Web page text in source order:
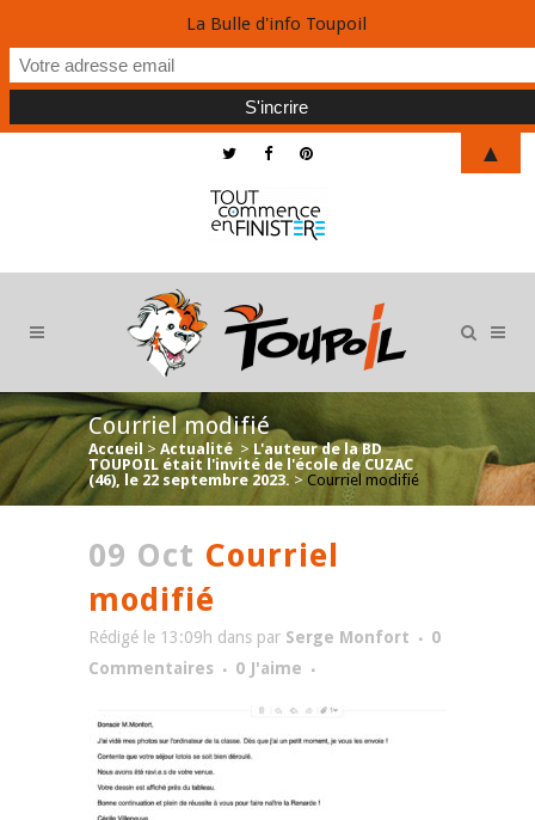
Courriel modifié
Accueil > Actualité > L'auteur de la BD
TOUPOIL était l'invité de l'école de CUZAC
(46), le 22 septembre 2023.> Courriel modifié
09 Oct Courriel
modifié
Rédigé le 13:09h dans par Serge Monfort
0
Commentaires
0 J'aime
La Bulle d'info Toupoil
▲